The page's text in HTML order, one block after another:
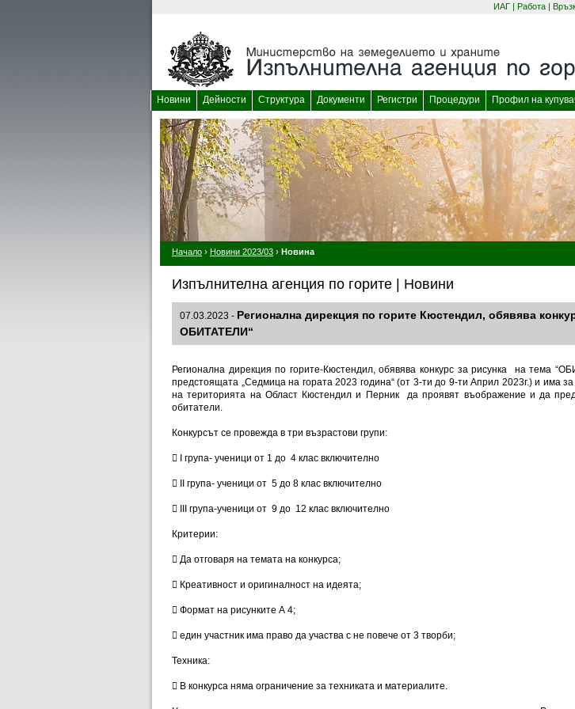
ИАГ | Работа |
Новини Дейности Структура Документи Регистри Процедури Профил на
Начало › Новини 2023/03 › Новина
Изпълнителна агенция по горите | Новини
07.03.2023 - Регионална дирекция по горите Кюстендил, обявява
ОБИТАТЕЛИ“
Регионална дирекция по горите-Кюстендил, обявява конкурс за рисунка на
предстоящата „Седмица на гората 2023 година“ (от 3-ти до 9-ти Април 2023г.) и има
на територията на Област Кюстендил и Перник да проявят въображение и да
обитатели.
Конкурсът се провежда в три възрастови групи:
 I група- ученици от 1 до 4 клас включително
 II група- ученици от 5 до 8 клас включително
 III група-ученици от 9 до 12 клас включително
Критерии:
 Да отговаря на темата на конкурса;
 Креативност и оригиналност на идеята;
 Формат на рисунките А 4;
 един участник има право да участва с не повече от 3 творби;
Техника:
 В конкурса няма ограничение за техниката и материалите.